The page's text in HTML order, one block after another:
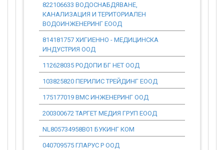
822106633 ВОДОСНАБДЯВАНЕ,
КАНАЛИЗАЦИЯ И ТЕРИТОРИАЛЕН
ВОДОИНЖЕНЕРИНГ ЕООД
814181757 ХИГИЕННО - МЕДИЦИНСКА
ИНДУСТРИЯ ООД
112628035 РОДОПИ БГ НЕТ ООД
103825820 ПЕРИЛИС ТРЕЙДИНГ ЕООД
175177019 ВМС ИНЖЕНЕРИНГ ООД
200300672 ТАРГЕТ МЕДИЯ ГРУП ЕООД
NL805734958B01 БУКИНГ КОМ
040709575 ГЛАРУС Р ООД